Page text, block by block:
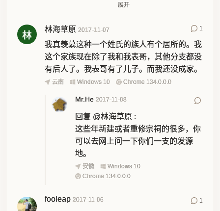
@灰常记忆
安徽
Windows 10
Chrome 134.0.0.0
展开
林海草原 2017-11-07 1
我真羡慕这种一个姓氏的族人有个居所的。我
这个家族现在除了我和我表哥，其他分支都没
有后人了。我表哥有了儿子。而我还没成家。
云南 Windows 10 Chrome 134.0.0.0
Mr.He 2017-11-08
回复 @林海草原 :
这些年新建或者重修宗祠的很多，你
可以去网上问一下你们一支的发源
地。
安徽
Windows 10
Chrome 134.0.0.0
fooleap 2017-11-06 1